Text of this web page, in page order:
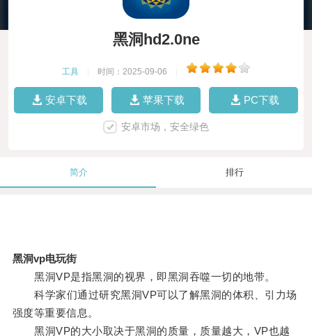
黑洞hd2.0ne
工具 时间：2025-09-06
安卓下载 苹果下载 PC下载
安卓市场，安全绿色
简介 排行
黑洞vp电玩街
黑洞VP是指黑洞的视界，即黑洞吞噬一切的地带。
科学家们通过研究黑洞VP可以了解黑洞的体积、引力场
强度等重要信息。
黑洞VP的大小取决于黑洞的质量，质量越大，VP也越